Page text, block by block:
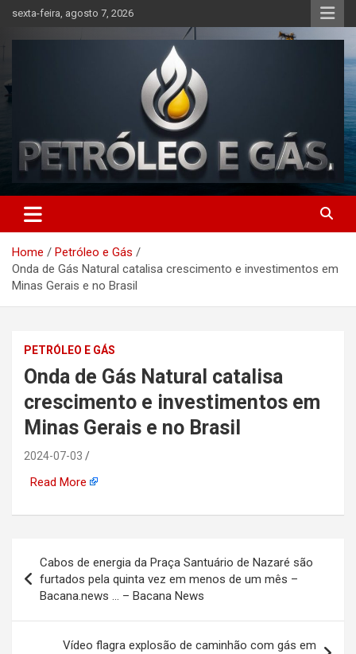
content
sexta-feira, agosto 7, 2026
Petróleo e Gás | Últimas
notícias relacionadas a
petróleo, gás, vagas de
emprego, energia, setor
tecnologia, indústria
automotiva, mineração,
indústria naval, etc
Home
Petróleo e Gás
Onda de Gás Natural catalisa crescimento e investimentos em
Minas Gerais e no Brasil
PETRÓLEO E GÁS
Onda de Gás Natural catalisa
crescimento e investimentos em
Minas Gerais e no Brasil
2024-07-03
Read More
de
Post
Cabos de energia da Praça Santuário de Nazaré são
furtados pela quinta vez em menos de um mês –
Bacana.news … – Bacana News
Vídeo flagra explosão de caminhão com gás em